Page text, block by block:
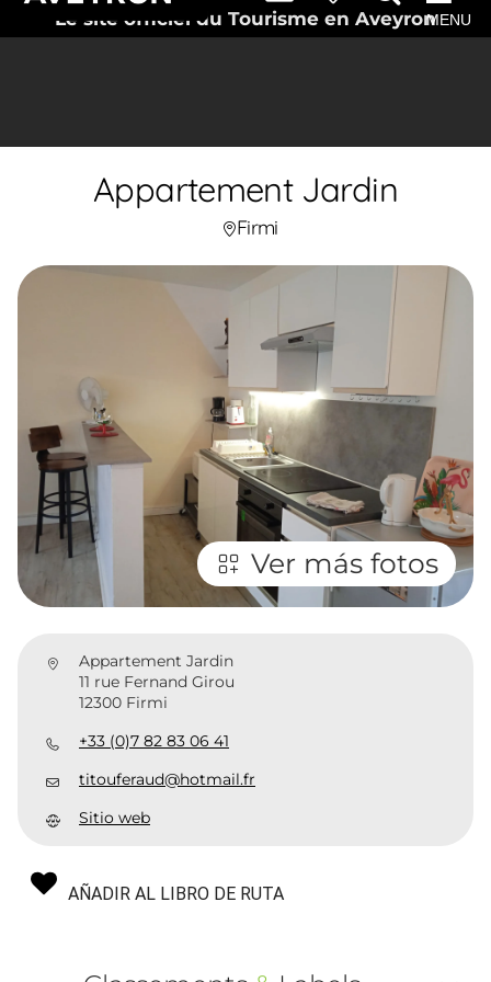
Le site officiel du Tourisme en AveyronMENU
Appartement Jardin
Firmi
Ver más fotos
Appartement Jardin
11 rue Fernand Girou
12300 Firmi
+33 (0)7 82 83 06 41
titouferaud@hotmail.fr
Sitio web
AÑADIR AL LIBRO DE RUTA